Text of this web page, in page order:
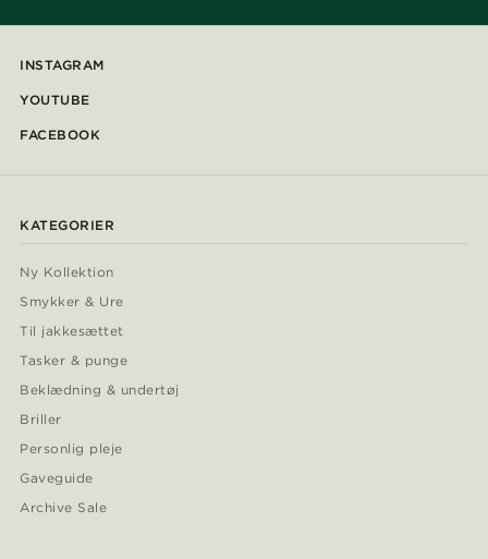
INSTAGRAM
YOUTUBE
FACEBOOK
KATEGORIER
Ny Kollektion
Smykker & Ure
Til jakkesættet
Tasker & punge
Beklædning & undertøj
Briller
Personlig pleje
Gaveguide
Archive Sale